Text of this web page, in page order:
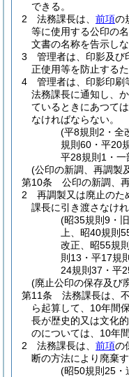
できる。
2
法務課長は、 前項の
等に使用する公印の
文書の名称を告示し
3
管理者は、印影及び
正使用等を防止する
4
管理者は、印影印刷
法務課長に通知し、
ているときにあつて
なければならない。
(平8規則2・全
規則60・平20
平28規則1・一
(公印の新調、再調製
第10条
公印の新調、
2
再調製又は廃止のた
課長に引き渡さなけれ
(昭35規則9・
上、昭40規則
改正、昭55規
則13・平17規
24規則37・平
(廃止公印の保存及び
第11条
法務課長は、
ら起算して、10年間
長が歴史的又は文化
のについては、10年
2
法務課長は、 前項の
断の方法により廃棄
(昭50規則25・